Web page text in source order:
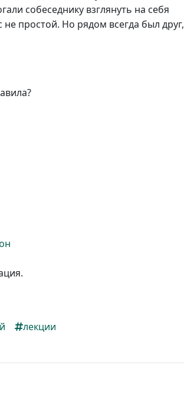
собеседнику взглянуть на себя
простой. Но рядом всегда был друг,
лекции